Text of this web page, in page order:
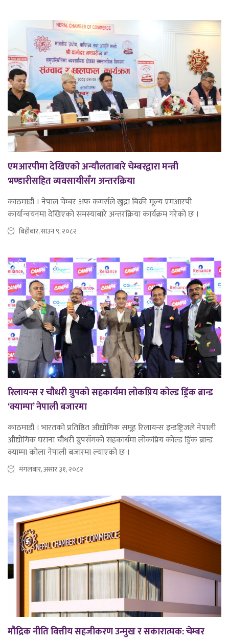
एमआरपीमा देखिएको अन्यौलताबारे चेम्बरद्वारा मन्त्री
भण्डारीसहित व्यवसायीसँग अन्तरक्रिया
काठमाडौं । नेपाल चेम्बर अफ कमर्सले खुद्रा बिक्री मूल्य एमआरपी
कार्यान्वयनमा देखिएको समस्याबारे अन्तरक्रिया कार्यक्रम गरेको छ ।
बिहीबार, साउन ९, २०८२
रिलायन्स र चौधरी ग्रुपको सहकार्यमा लोकप्रिय कोल्ड ड्रिंक ब्रान्ड
‘क्याम्पा’ नेपाली बजारमा
काठमाडौं । भारतको प्रतिष्ठित औद्योगिक समूह रिलायन्स इन्डष्ट्रिजले नेपाली
औद्योगिक घराना चौधरी ग्रुपसँगको सहकार्यमा लोकप्रिय कोल्ड ड्रिंक ब्रान्ड
क्याम्पा कोला नेपाली बजारमा ल्याएको छ ।
मंगलबार, असार ३१, २०८२
मौद्रिक नीति वित्तीय सहजीकरण उन्मुख र सकारात्मक: चेम्बर